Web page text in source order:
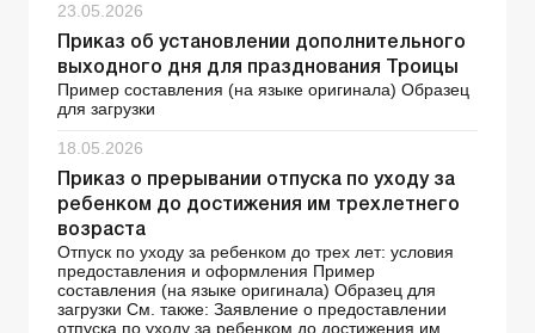
23.05.2026
Приказ об установлении дополнительного
выходного дня для празднования Троицы
Пример составления (на языке оригинала) Образец
для загрузки
18.05.2026
Приказ о прерывании отпуска по уходу за
ребенком до достижения им трехлетнего
возраста
Отпуск по уходу за ребенком до трех лет: условия
предоставления и оформления Пример
составления (на языке оригинала) Образец для
загрузки См. также: Заявление о предоставлении
отпуска по уходу за ребенком до достижения им